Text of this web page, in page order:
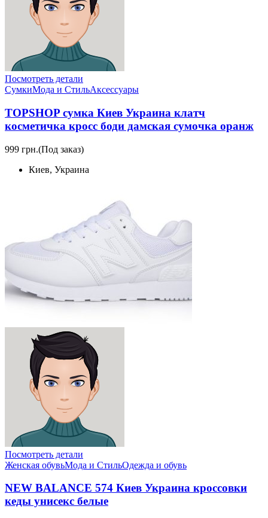
Посмотреть детали
СумкиМода и СтильАксессуары
TOPSHOP сумка Киев Украина клатч
косметичка кросс боди дамская сумочка оранж
999 грн.(Под заказ)
Киев, Украина
Посмотреть детали
Женская обувьМода и СтильОдежда и обувь
NEW BALANCE 574 Киев Украина кроссовки
кеды унисекс белые